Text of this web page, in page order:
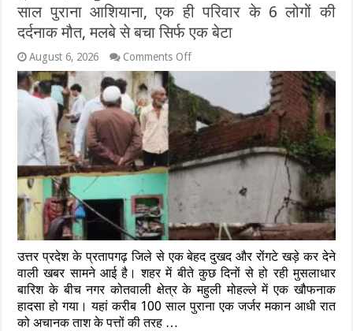
साल पुराना आशियाना, एक ही परिवार के 6 लोगों की
दर्दनाक मौत, मलबे से बचा सिर्फ एक बेटा
August 6, 2026 Comments Offon
प्रतापगढ़
कुदरत
का
कहर:
बारिश
के
बीच
ढहा
100
आशियाना,
एक
ही
परिवार
लोगों
उत्तर प्रदेश के प्रतापगढ़ जिले से एक बेहद दुखद और रोंगटे खड़े कर देने
वाली खबर सामने आई है। शहर में बीते कुछ दिनों से हो रही मुसलाधार
बारिश के बीच नगर कोतवाली क्षेत्र के महुली मोहल्ले में एक खौफनाक
हादसा हो गया। यहां करीब 100 साल पुराना एक जर्जर मकान आधी रात
को अचानक ताश के पत्तों की तरह …